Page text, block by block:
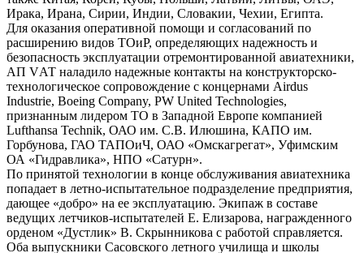
Ирака, Ирана, Сирии, Индии, Словакии, Чехии, Египта.
Для оказания оперативной помощи и согласований по
расширению видов ТОиР, определяющих надежность и
безопасность эксплуатации отремонтированной авиатехники,
АП VАТ наладило надежные контакты на конструкторско-
технологическое сопровождение с концернами Airdus
Industrie, Boeing Company, PW United Technologies,
признанным лидером ТО в Западной Европе компанией
Lufthansa Technik, ОАО им. С.В. Илюшина, КАПО им.
Горбунова, ГАО ТАПОиЧ, ОАО «Омскагрегат», Уфимским
ОА «Гидравлика», НПО «Сатурн».
По принятой технологии в конце обслуживания авиатехника
попадает в летно-испытательное подразделение предприятия,
дающее «добро» на ее эксплуатацию. Экипаж в составе
ведущих летчиков-испытателей Е. Елизарова, награжденного
орденом «Дустлик» В. Скрынникова с работой справляется.
Оба выпускники Сасовского летного училища и школы